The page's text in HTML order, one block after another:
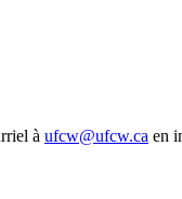
à ufcw@ufcw.ca en